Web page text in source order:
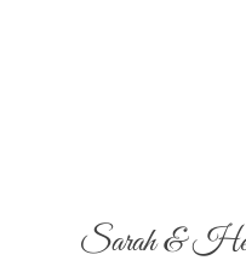
Sarah &